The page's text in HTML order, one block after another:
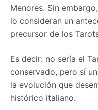
Menores. Sin
lo consideran un
precursor de los
Es decir: no sería el
conservado, pero sí
la evolución que
histórico italiano.